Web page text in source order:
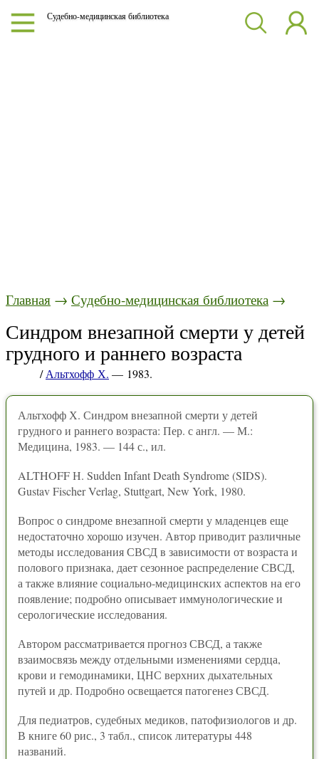
Судебно-медицинская библиотека
Главная → Судебно-медицинская библиотека →
Синдром внезапной смерти у детей
грудного и раннего возраста
/Альтхофф Х. — 1983.
Альтхофф Х. Синдром внезапной смерти у детей
грудного и раннего возраста: Пер. с англ. — М.:
Медицина, 1983. — 144 с., ил.
ALTHOFF Н. Sudden Infant Death Syndrome (SIDS).
Gustav Fischer Verlag, Stuttgart, New York, 1980.
Вопрос о синдроме внезапной смерти у младенцев еще
недостаточно хорошо изучен. Автор приводит различные
методы исследования СВСД в зависимости от возраста и
полового признака, дает сезонное распределение СВСД,
а также влияние социально-медицинских аспектов на его
появление; подробно описывает иммунологические и
серологические исследования.
Автором рассматривается прогноз СВСД, а также
взаимосвязь между отдельными изменениями сердца,
крови и гемодинамики, ЦНС верхних дыхательных
путей и др. Подробно освещается патогенез СВСД.
Для педиатров, судебных медиков, патофизиологов и др.
В книге 60 рис., 3 табл., список литературы 448
названий.